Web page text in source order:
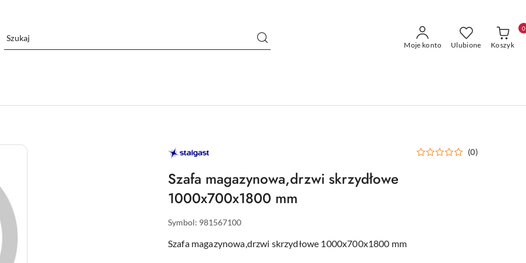
Moje konto Ulubione Koszyk
0
STALGAST
–
DLA
GASTRONOMII
(0)
Szafa magazynowa,drzwi skrzydłowe
1000x700x1800 mm
Symbol: 981567100
Szafa magazynowa,drzwi skrzydłowe 1000x700x1800 mm